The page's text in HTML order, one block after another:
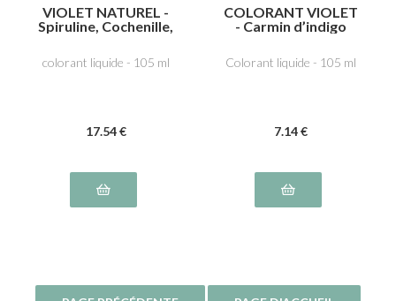
VIOLET NATUREL -
Spiruline, Cochenille,
colorant liquide - 105 ml
17.54 €
COLORANT VIOLET
- Carmin d’indigo
Colorant liquide - 105 ml
7.14 €